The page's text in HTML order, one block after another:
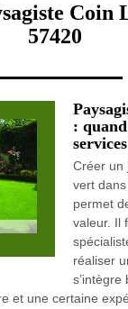
Coin
57420
:
Créer un
vert
permet
valeur. Il
réaliser
s’intègre
et une certaine